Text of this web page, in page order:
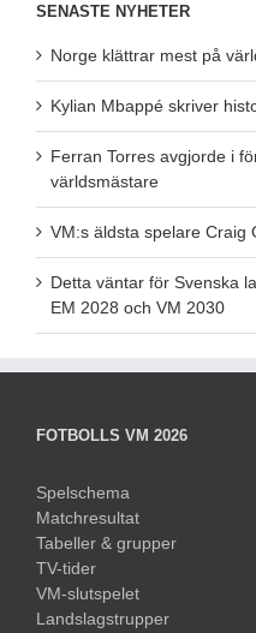
SENASTE NYHETER
Norge klättrar mest på
Kylian Mbappé skriver
Ferran Torres avgjorde i
världsmästare
VM:s äldsta spelare Craig
Detta väntar för Svenska
EM 2028 och VM 2030
FOTBOLLS VM 2026
Spelschema
Matchresultat
Tabeller & grupper
TV-tider
VM-slutspelet
Landslagstrupper